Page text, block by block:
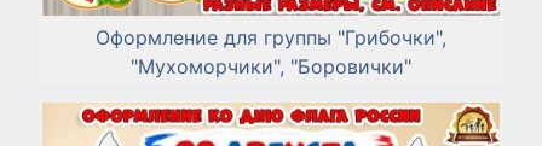
Оформление для группы "Грибочки",
"Мухоморчики", "Боровички"